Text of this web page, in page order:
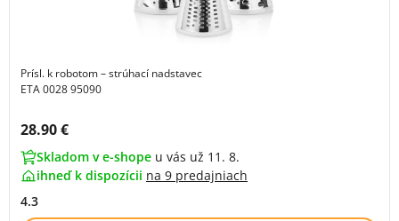
Prísl. k robotom – strúhací nadstavec
ETA 0028 95090
Cena s DPH:
28.90 €
Skladom v e-shope u vás už 11. 8.
ihneď k dispozícii na 9 predajniach
4.3